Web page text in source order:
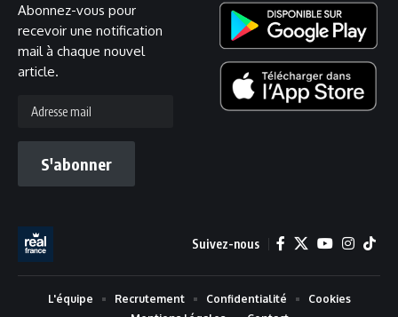
Abonnez-vous pour
recevoir une notification
mail à chaque nouvel
article.
mail
S'abonner
Suivez-nous
L'équipe Recrutement Confidentialité
Cookies